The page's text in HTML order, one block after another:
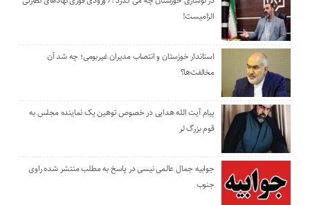
الزامیست!
استاندار خوزستان و انتصاب مدیران غیربومی؛ چه شد آن
مخالفت‌ها؟
پیام آیت الله هدایی در خصوص توهین یک نماینده مجلس به
قوم بزرگ لر
جوابیه جمال عالمی نیسی در پاسخ به مطلب منتشر شده راوی
جنوب